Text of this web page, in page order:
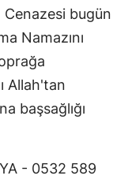
bugün
Namazını
Allah'tan
başsağlığı
- 0532 589